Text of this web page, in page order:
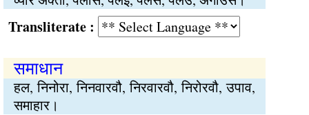
:
समाधान
हल, निनोरा, निनवारवौ, निरवारवौ, निरोरवौ, उपाव,
समाहार।